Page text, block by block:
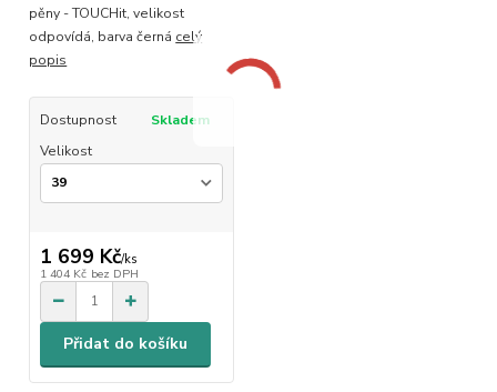
pěny - TOUCHit, velikost
odpovídá, barva černá celý
popis
Dostupnost
Skladem
Velikost
1 699 Kč/ks
1 404 Kč bez DPH
Přidat do košíku